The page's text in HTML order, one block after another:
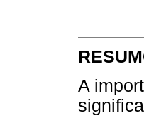
A